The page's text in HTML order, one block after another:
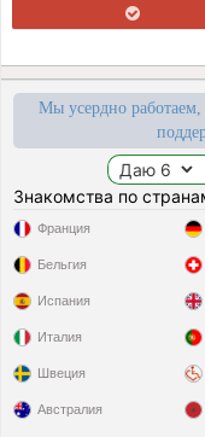
Мы усердно
Знакомства по
Франция
Бельгия
Испания
Италия
Швеция
Австралия